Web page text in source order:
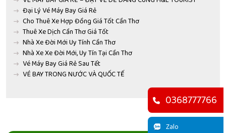
Đại Lý Vé Máy Bay Giá Rẻ
Cho Thuê Xe Hợp Đồng Giá Tốt Cần Thơ
Thuê Xe Dịch Cần Thơ Giá Tốt
Nhà Xe Đời Mới Uy Tính Cần Thơ
Nhà Xe Xe Đời Mới, Uy Tín Tại Cần Thơ
Vé Máy Bay Giá Rẻ Sau Tết
VÉ BAY TRONG NƯỚC VÀ QUỐC TẾ
0368777766
Zalo